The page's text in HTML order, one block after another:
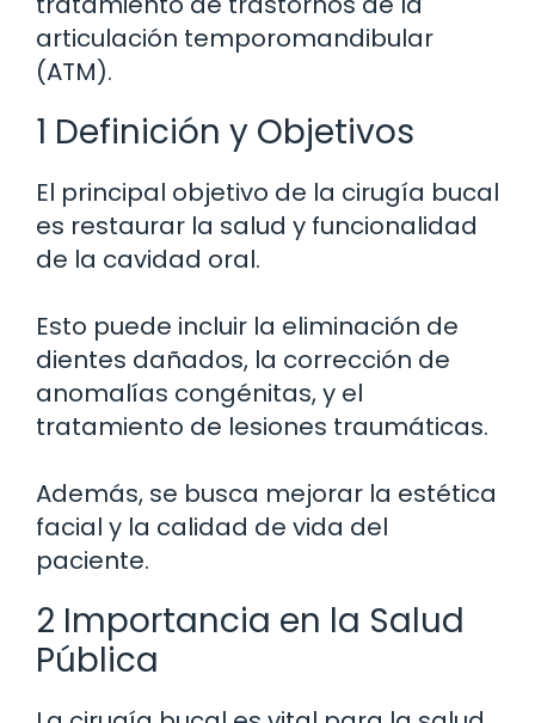
articulación temporomandibular
(ATM).
1 Definición y Objetivos
El principal objetivo de la cirugía bucal
es restaurar la salud y funcionalidad
de la cavidad oral.
Esto puede incluir la eliminación de
dientes dañados, la corrección de
anomalías congénitas, y el
tratamiento de lesiones traumáticas.
Además, se busca mejorar la estética
facial y la calidad de vida del
paciente.
2 Importancia en la Salud
Pública